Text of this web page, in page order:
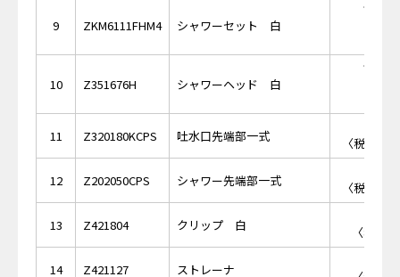
9 ZKM6111FHM4 シャワーセット 白
￥
10 Z351676H シャワーヘッド 白
￥
11 Z320180KCPS 吐水口先端部一式
〈税抜価
12 Z202050CPS シャワー先端部一式
〈税抜価
13 Z421804 クリップ 白
〈税抜
14 Z421127 ストレーナ